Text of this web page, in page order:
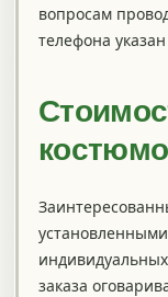
вопросам
телефона
заказа